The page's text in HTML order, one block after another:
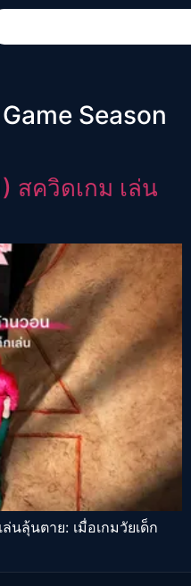
Season
สควิดเกม เล่น
นลุ้นตาย: เมื่อเกมวัยเด็ก